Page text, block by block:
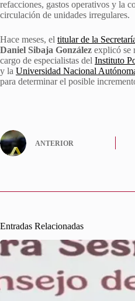
refacciones, gastos operativos y la
circulación de unidades irregulares.
Hace meses, el titular de la
Daniel Sibaja González explicó se
cargo de especialistas del Instituto
y la Universidad Nacional
para determinar el posible
ANTERIOR
Entradas Relacionadas